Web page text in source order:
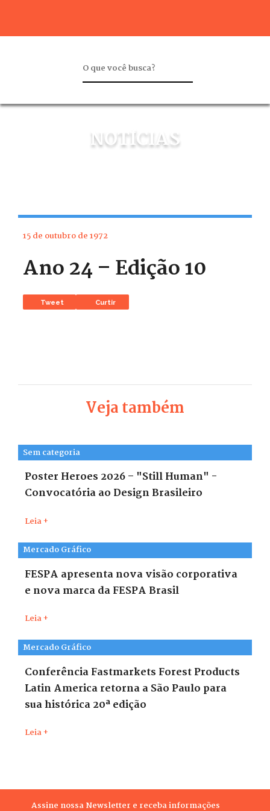
NOTÍCIAS
15 de outubro de 1972
Ano 24 – Edição 10
Tweet Curtir
Veja também
Sem categoria
Poster Heroes 2026 – "Still Human" -
Convocatória ao Design Brasileiro
Leia +
Mercado Gráfico
FESPA apresenta nova visão corporativa
e nova marca da FESPA Brasil
Leia +
Mercado Gráfico
Conferência Fastmarkets Forest Products
Latin America retorna a São Paulo para
sua histórica 20ª edição
Leia +
Assine nossa Newsletter e receba informações